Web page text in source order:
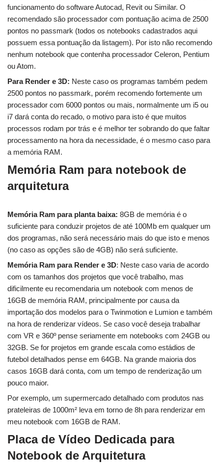
funcionamento do software Autocad, Revit ou Similar. O
recomendado são processador com pontuação acima de 2500
pontos no passmark (todos os notebooks cadastrados aqui
possuem essa pontuação da listagem). Por isto não recomendo
nenhum notebook que contenha processador Celeron, Pentium
ou Atom.
Para Render e 3D: Neste caso os programas também pedem
2500 pontos no passmark, porém recomendo fortemente um
processador com 6000 pontos ou mais, normalmente um i5 ou
i7 dará conta do recado, o motivo para isto é que muitos
processos rodam por trás e é melhor ter sobrando do que faltar
processamento na hora da necessidade, é o mesmo caso para
a memória RAM.
Memória Ram para notebook de
arquitetura
Memória Ram para planta baixa: 8GB de memória é o
suficiente para conduzir projetos de até 100Mb em qualquer um
dos programas, não será necessário mais do que isto e menos
(no caso as opções são de 4GB) não será suficiente.
Memória Ram para Render e 3D: Neste caso varia de acordo
com os tamanhos dos projetos que você trabalho, mas
dificilmente eu recomendaria um notebook com menos de
16GB de memória RAM, principalmente por causa da
importação dos modelos para o Twinmotion e Lumion e também
na hora de renderizar vídeos. Se caso você deseja trabalhar
com VR e 360º pense seriamente em notebooks com 24GB ou
32GB. Se for projetos em grande escala como estádios de
futebol detalhados pense em 64GB. Na grande maioria dos
casos 16GB dará conta, com um tempo de renderização um
pouco maior.
Por exemplo, um supermercado detalhado com produtos nas
prateleiras de 1000m² leva em torno de 8h para renderizar em
meu notebook com 16GB de RAM.
Placa de Vídeo Dedicada para
Notebook de Arquitetura